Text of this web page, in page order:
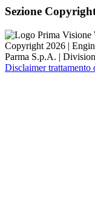
Sezione
Copyright 2026 |
Parma S.p.A. |
Disclaimer trattamento